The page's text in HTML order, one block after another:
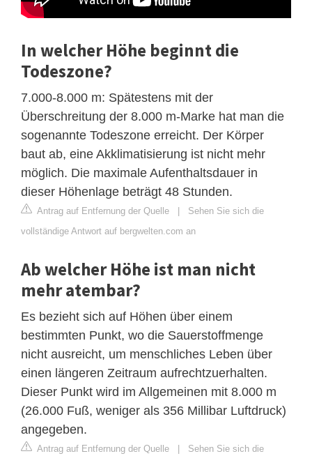
In welcher Höhe beginnt die
Todeszone?
7.000-8.000 m: Spätestens mit der
Überschreitung der 8.000 m-Marke hat man die
sogenannte Todeszone erreicht. Der Körper
baut ab, eine Akklimatisierung ist nicht mehr
möglich. Die maximale Aufenthaltsdauer in
dieser Höhenlage beträgt 48 Stunden.
Antrag auf Entfernung der Quelle | Sehen Sie sich die
vollständige Antwort auf bergwelten.com an
Ab welcher Höhe ist man nicht
mehr atembar?
Es bezieht sich auf Höhen über einem
bestimmten Punkt, wo die Sauerstoffmenge
nicht ausreicht, um menschliches Leben über
einen längeren Zeitraum aufrechtzuerhalten.
Dieser Punkt wird im Allgemeinen mit 8.000 m
(26.000 Fuß, weniger als 356 Millibar Luftdruck)
angegeben.
Antrag auf Entfernung der Quelle | Sehen Sie sich die